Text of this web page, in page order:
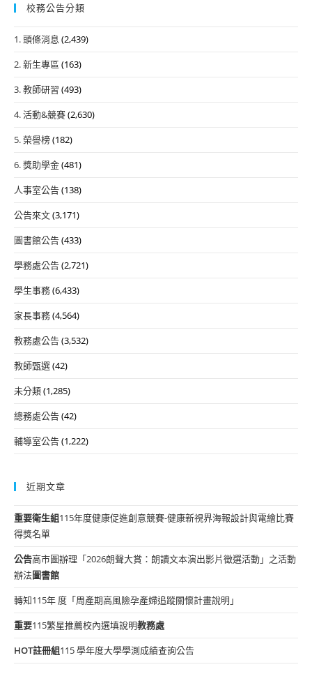
校務公告分類
1. 頭條消息 (2,439)
2. 新生專區 (163)
3. 教師研習 (493)
4. 活動&競賽(2,630)
5. 榮譽榜(182)
6. 獎助學金(481)
人事室公告(138)
公告來文(3,171)
圖書館公告(433)
學務處公告(2,721)
學生事務(6,433)
家長事務(4,564)
教務處公告(3,532)
教師甄選(42)
未分類(1,285)
總務處公告(42)
輔導室公告(1,222)
近期文章
重要衛生組115年度健康促進創意競賽-健康新視界海報設計與電繪比賽
得獎名單
公告高市圖辦理「2026朗聲大賞：朗讀文本演出影片徵選活動」之活動
辦法圖書館
轉知115年 度「周產期高風險孕產婦追蹤關懷計畫說明」
重要115繁星推薦校內選填說明教務處
HOT註冊組115 學年度大學學測成績查詢公告